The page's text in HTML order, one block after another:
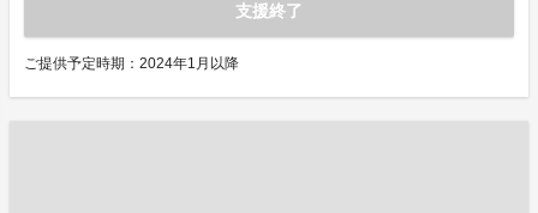
支援終了
ご提供予定時期：2024年1月以降